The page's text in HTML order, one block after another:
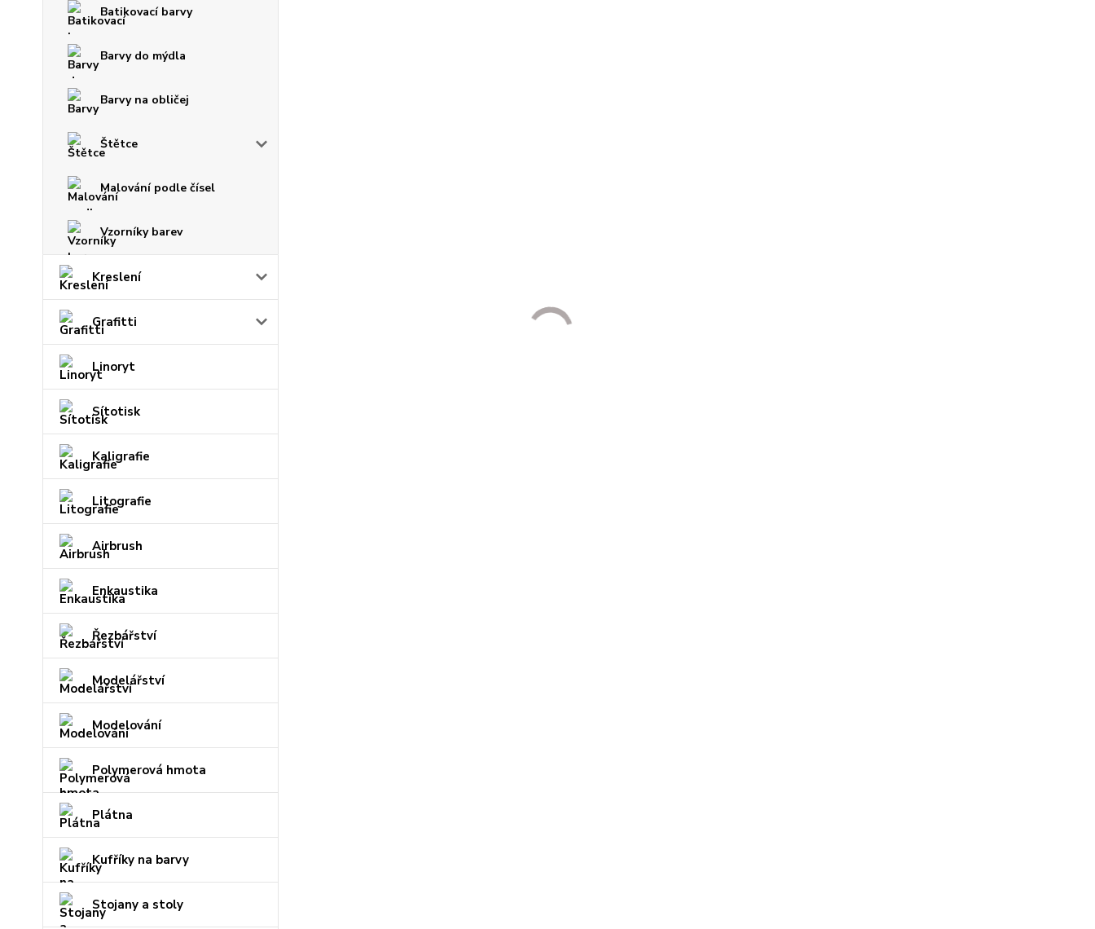
Batikovací barvy
Barvy do mýdla
Barvy na obličej
Štětce
Malování podle čísel
Vzorníky barev
Kreslení
Grafitti
Linoryt
Sítotisk
Kaligrafie
Litografie
Airbrush
Enkaustika
Řezbářství
Modelářství
Modelování
Polymerová hmota
Plátna
Kufříky na barvy
Stojany a stoly